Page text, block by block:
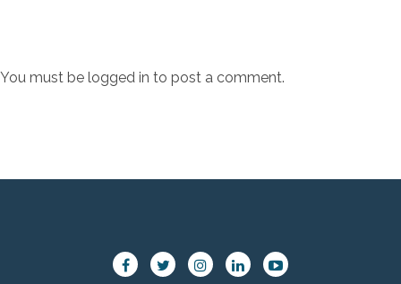
You must be logged in to post a comment.